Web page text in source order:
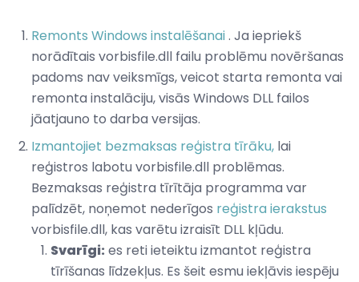
Remonts Windows instalēšanai. Ja iepriekš
norādītais vorbisfile.dll failu problēmu novēršanas
padoms nav veiksmīgs, veicot starta remonta vai
remonta instalāciju, visās Windows DLL failos
jāatjauno to darba versijas.
Izmantojiet bezmaksas reģistra tīrāku, lai
reģistros labotu vorbisfile.dll problēmas.
Bezmaksas reģistra tīrītāja programma var
palīdzēt, noņemot nederīgos reģistra ierakstus
vorbisfile.dll, kas varētu izraisīt DLL kļūdu.
Svarīgi: es reti ieteiktu izmantot reģistra
tīrīšanas līdzekļus. Es šeit esmu iekļāvis iespēju